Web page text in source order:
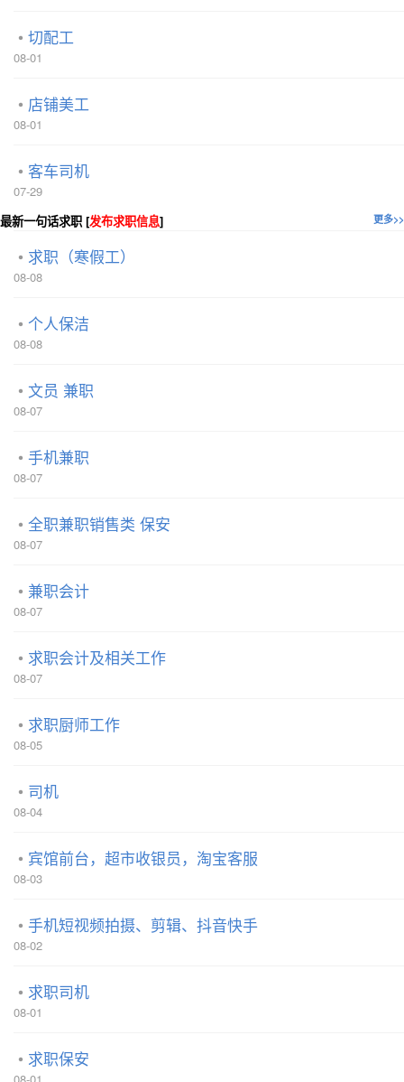
切配工
08-01
店铺美工
08-01
客车司机
07-29
更多>>
最新一句话求职 [发布求职信息]
求职（寒假工）
08-08
个人保洁
08-08
文员 兼职
08-07
手机兼职
08-07
全职兼职销售类 保安
08-07
兼职会计
08-07
求职会计及相关工作
08-07
求职厨师工作
08-05
司机
08-04
宾馆前台，超市收银员，淘宝客服
08-03
手机短视频拍摄、剪辑、抖音快手
08-02
求职司机
08-01
求职保安